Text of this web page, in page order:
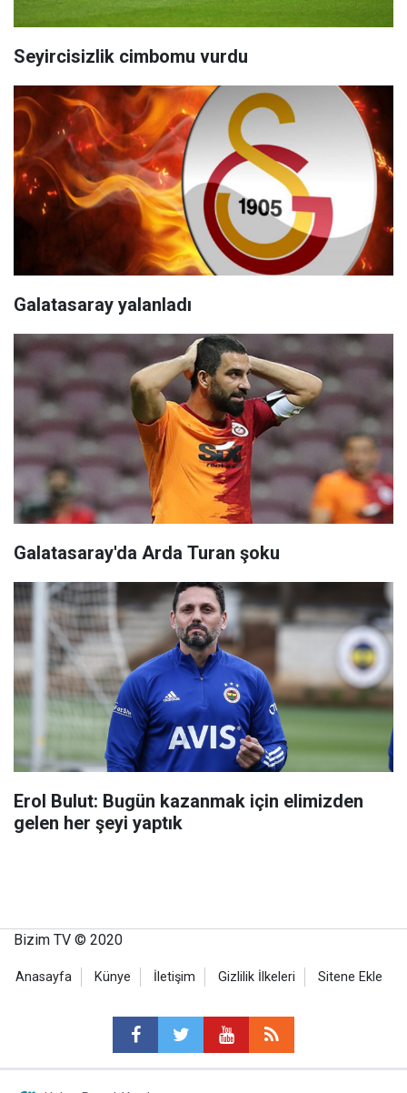
Seyircisizlik cimbomu vurdu
Galatasaray yalanladı
Galatasaray'da Arda Turan şoku
Erol Bulut: Bugün kazanmak için elimizden
gelen her şeyi yaptık
Bizim TV © 2020
Anasayfa Künye İletişim Gizlilik İlkeleri Sitene Ekle